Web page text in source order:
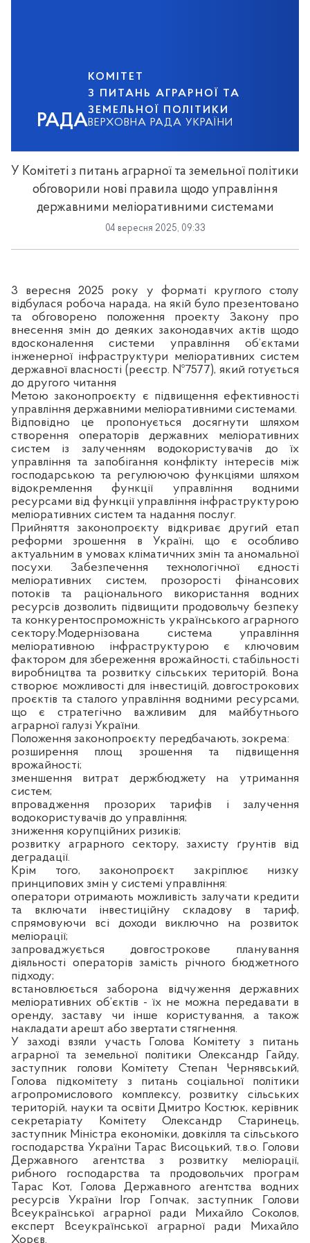
РАДА
КОМІТЕТ
З ПИТАНЬ АГРАРНОЇ ТА
ЗЕМЕЛЬНОЇ ПОЛІТИКИ
ВЕРХОВНА РАДА УКРАЇНИ
У Комітеті з питань аграрної та земельної політики
обговорили нові правила щодо управління
державними меліоративними системами
04 вересня 2025, 09:33
3 вересня 2025 року у форматі круглого столу
відбулася робоча нарада, на якій було презентовано
та обговорено положення проекту Закону про
внесення змін до деяких законодавчих актів щодо
вдосконалення системи управління об’єктами
інженерної інфраструктури меліоративних систем
державної власності (реєстр. №7577), який готується
до другого читання
Метою законопроєкту є підвищення ефективності
управління державними меліоративними системами.
Відповідно це пропонується досягнути шляхом
створення операторів державних меліоративних
систем із залученням водокористувачів до їх
управління та запобігання конфлікту інтересів між
господарською та регулюючою функціями шляхом
відокремлення функції управління водними
ресурсами від функції управління інфраструктурою
меліоративних систем та надання послуг.
Прийняття законопроєкту відкриває другий етап
реформи зрошення в Україні, що є особливо
актуальним в умовах кліматичних змін та аномальної
посухи. Забезпечення технологічної єдності
меліоративних систем, прозорості фінансових
потоків та раціонального використання водних
ресурсів дозволить підвищити продовольчу безпеку
та конкурентоспроможність українського аграрного
сектору.Модернізована система управління
меліоративною інфраструктурою є ключовим
фактором для збереження врожайності, стабільності
виробництва та розвитку сільських територій. Вона
створює можливості для інвестицій, довгострокових
проєктів та сталого управління водними ресурсами,
що є стратегічно важливим для майбутнього
аграрної галузі України.
Положення законопроєкту передбачають, зокрема:
розширення площ зрошення та підвищення
врожайності;
зменшення витрат держбюджету на утримання
систем;
впровадження прозорих тарифів і залучення
водокористувачів до управління;
зниження корупційних ризиків;
розвитку аграрного сектору, захисту ґрунтів від
деградації.
Крім того, законопроєкт закріплює низку
принципових змін у системі управління:
оператори отримають можливість залучати кредити
та включати інвестиційну складову в тариф,
спрямовуючи всі доходи виключно на розвиток
меліорації;
запроваджується довгострокове планування
діяльності операторів замість річного бюджетного
підходу;
встановлюється заборона відчуження державних
меліоративних об’єктів - їх не можна передавати в
оренду, заставу чи інше користування, а також
накладати арешт або звертати стягнення.
У заході взяли участь Голова Комітету з питань
аграрної та земельної політики Олександр Гайду,
заступник голови Комітету Степан Чернявський,
Голова підкомітету з питань соціальної політики
агропромислового комплексу, розвитку сільських
територій, науки та освіти Дмитро Костюк, керівник
секретаріату Комітету Олександр Старинець,
заступник Міністра економіки, довкілля та сільського
господарства України Тарас Висоцький, т.в.о. Голови
Державного агентства з розвитку меліорації,
рибного господарства та продовольчих програм
Тарас Кот, Голова Державного агентства водних
ресурсів України Ігор Гопчак, заступник Голови
Всеукраїнської аграрної ради Михайло Соколов,
експерт Всеукраїнської аграрної ради Михайло
Хорєв.